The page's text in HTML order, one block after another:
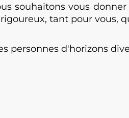
souhaitons vous donner
tant pour vous,
personnes d'horizons